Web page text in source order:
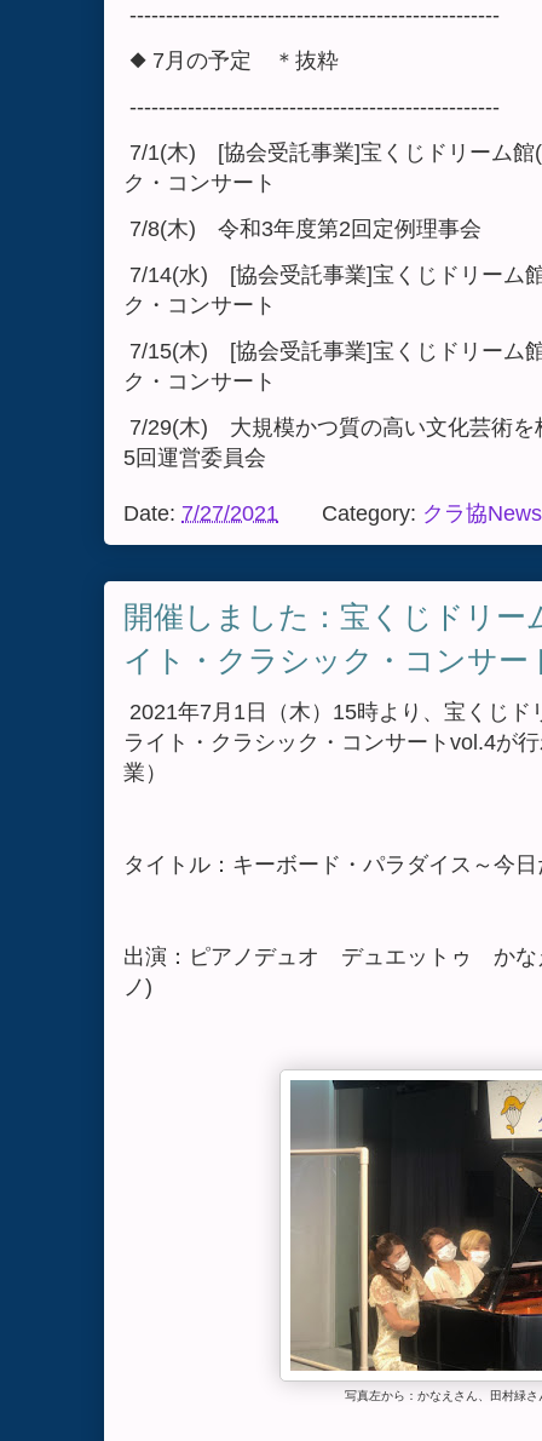
---------------------------------------------------
◆ 7月の予定 ＊抜粋
---------------------------------------------------
7/1(木) [協会受託事業]宝くじドリーム館
ク・コンサート
7/8(木) 令和3年度第2回定例理事会
7/14(水) [協会受託事業]宝くじドリーム
ク・コンサート
7/15(木) [協会受託事業]宝くじドリーム
ク・コンサート
7/29(木) 大規模かつ質の高い文化芸術
5回運営委員会
Date: 7/27/2021 Category: クラ協News
開催しました：宝くじドリー
イト・クラシック・コンサー
2021年7月1日（木）15時より、宝くじ
ライト・クラシック・コンサートvol.4が
業）
タイトル：キーボード・パラダイス～今
出演：ピアノデュオ デュエットゥ か
ノ)
写真左から：かなえさん、田村緑さ